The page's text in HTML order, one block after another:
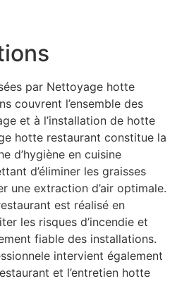
par Nettoyage hotte
couvrent l’ensemble des
et à l’installation de hotte
hotte restaurant constitue la
d’hygiène en cuisine
d’éliminer les graisses
une extraction d’air optimale.
est réalisé en
les risques d’incendie et
fiable des installations.
intervient également
et l’entretien hotte